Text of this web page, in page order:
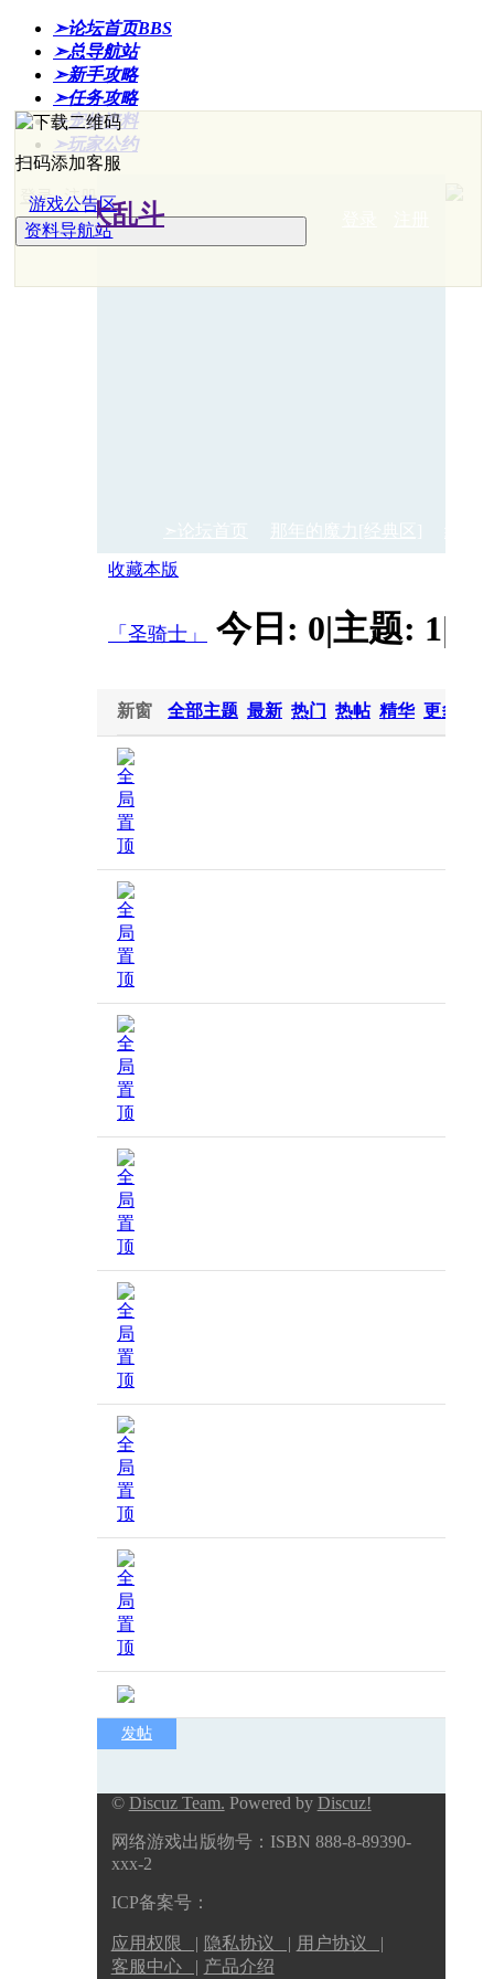
➣论坛首页BBS
➣总导航站
➣新手攻略
➣任务攻略
➣宠物资料
➣玩家公约
登录 注册
扫码添加客服
游戏公告区
资料导航站
➣论坛首页
›
那年的魔力[经典区]
›
收藏本版
「圣骑士」 今日: 0|主题: 1|
新窗 全部主题 最新 热门 热帖 精华 更多
发帖
© Discuz Team. Powered by Discuz!
网络游戏出版物号：ISBN 888-8-89390-
xxx-2
ICP备案号：
应用权限 | 隐私协议 | 用户协议 |
客服中心 | 产品介绍